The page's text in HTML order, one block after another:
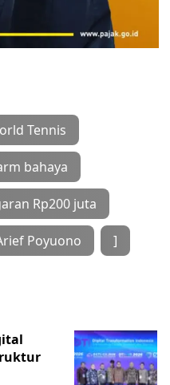
Tennis
bahaya
Rp200 juta
Poyuono ]